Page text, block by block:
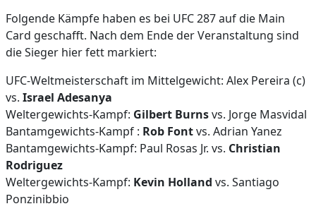
Folgende Kämpfe haben es bei UFC 287 auf die Main
Card geschafft. Nach dem Ende der Veranstaltung sind
die Sieger hier fett markiert:
UFC-Weltmeisterschaft im Mittelgewicht: Alex Pereira (c)
vs. Israel Adesanya
Weltergewichts-Kampf: Gilbert Burnsvs. Jorge Masvidal
Bantamgewichts-Kampf : Rob Fontvs. Adrian Yanez
Bantamgewichts-Kampf: Paul Rosas Jr. vs. Christian
Rodriguez
Weltergewichts-Kampf: Kevin Holland vs. Santiago
Ponzinibbio